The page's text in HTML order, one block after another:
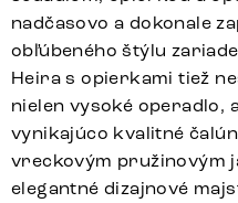
nadčasovo a dokonale
obľúbeného štýlu
Heira s opierkami tiež
nielen vysoké operadlo,
vynikajúco kvalitné
vreckovým pružinovým
elegantné dizajnové